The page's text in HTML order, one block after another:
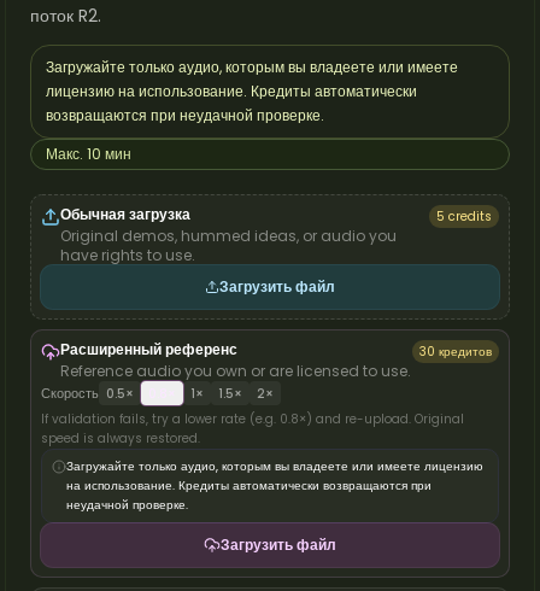
поток R2.
Загружайте только аудио, которым вы владеете или имеете
лицензию на использование. Кредиты автоматически
возвращаются при неудачной проверке.
Макс. 10 мин
Обычная загрузка
Original demos, hummed ideas, or audio you
have rights to use.
5 credits
Загрузить файл
Расширенный референс
Reference audio you own or are licensed to use.
30 кредитов
Скорость 0.5× 1× 1.5× 2×
If validation fails, try a lower rate (e.g. 0.8×) and re-upload. Original
speed is always restored.
Загружайте только аудио, которым вы владеете или имеете лицензию
на использование. Кредиты автоматически возвращаются при
неудачной проверке.
Загрузить файл